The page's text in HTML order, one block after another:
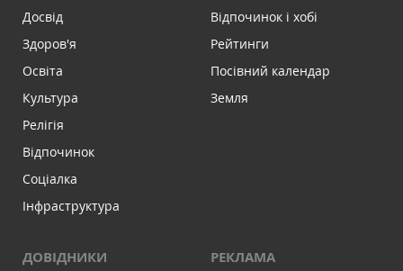
Досвід
Здоров'я
Освіта
Культура
Релігія
Відпочинок
Соціалка
Інфраструктура
Відпочинок і хобі
Рейтинги
Посівний календар
Земля
ДОВІДНИКИ РЕКЛАМА